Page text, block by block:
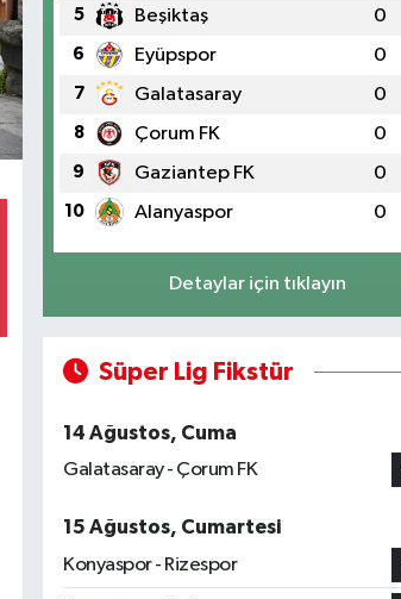
5 Beşiktaş 0
6 Eyüpspor 0
7 Galatasaray 0
8 Çorum FK 0
9 Gaziantep FK 0
10 Alanyaspor 0
Detaylar için tıklayın
Süper Lig Fikstür
14 Ağustos, Cuma
Galatasaray - Çorum FK
15 Ağustos, Cumartesi
Konyaspor - Rizespor